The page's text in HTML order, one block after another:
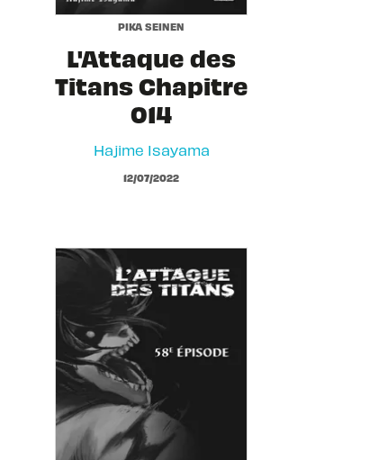
PIKA SEINEN
L'Attaque des
Titans Chapitre
014
Hajime Isayama
12/07/2022